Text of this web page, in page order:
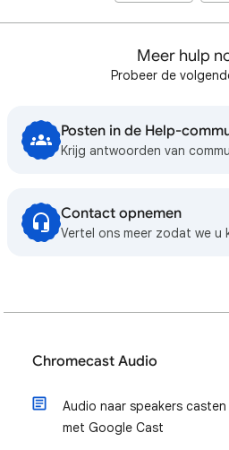
Meer hulp
Probeer de
Posten in de Help-
Krijg antwoorden van
Contact opnemen
Vertel ons meer zodat we u
Chromecast Audio
Audio naar speakers
met Google Cast